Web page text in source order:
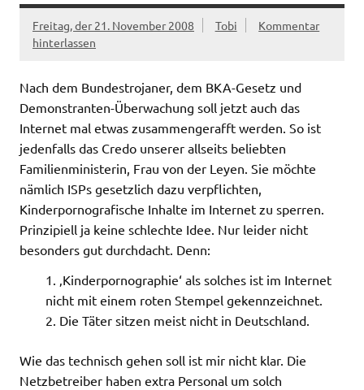
Freitag, der 21. November 2008 Tobi
Kommentar
hinterlassen
Nach dem Bundestrojaner, dem BKA-Gesetz und
Demonstranten-Überwachung soll jetzt auch das
Internet mal etwas zusammengerafft werden. So ist
jedenfalls das Credo unserer allseits beliebten
Familienministerin, Frau von der Leyen. Sie möchte
nämlich ISPs gesetzlich dazu verpflichten,
Kinderpornografische Inhalte im Internet zu sperren.
Prinzipiell ja keine schlechte Idee. Nur leider nicht
besonders gut durchdacht. Denn:
‚Kinderpornographie‘ als solches ist im Internet
nicht mit einem roten Stempel gekennzeichnet.
Die Täter sitzen meist nicht in Deutschland.
Wie das technisch gehen soll ist mir nicht klar. Die
Netzbetreiber haben extra Personal um solch